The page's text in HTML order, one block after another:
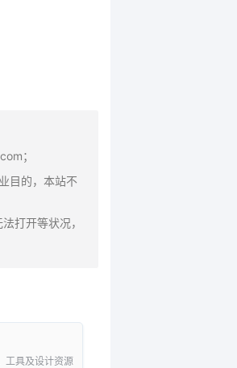
；
目的，本站不
打开等状况，
工具及设计资源